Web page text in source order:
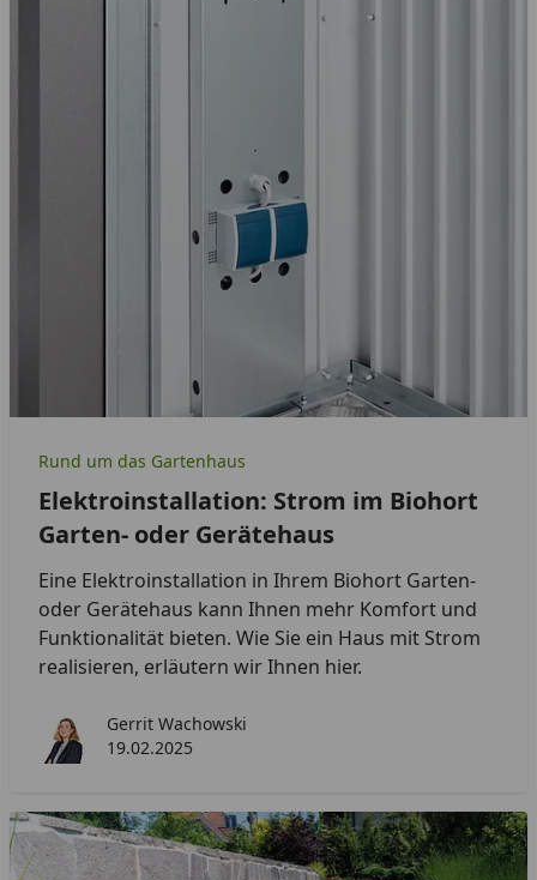
Rund um das Gartenhaus
Elektroinstallation: Strom im Biohort
Garten- oder Gerätehaus
Eine Elektroinstallation in Ihrem Biohort Garten-
oder Gerätehaus kann Ihnen mehr Komfort und
Funktionalität bieten. Wie Sie ein Haus mit Strom
realisieren, erläutern wir Ihnen hier.
Gerrit Wachowski
19.02.2025